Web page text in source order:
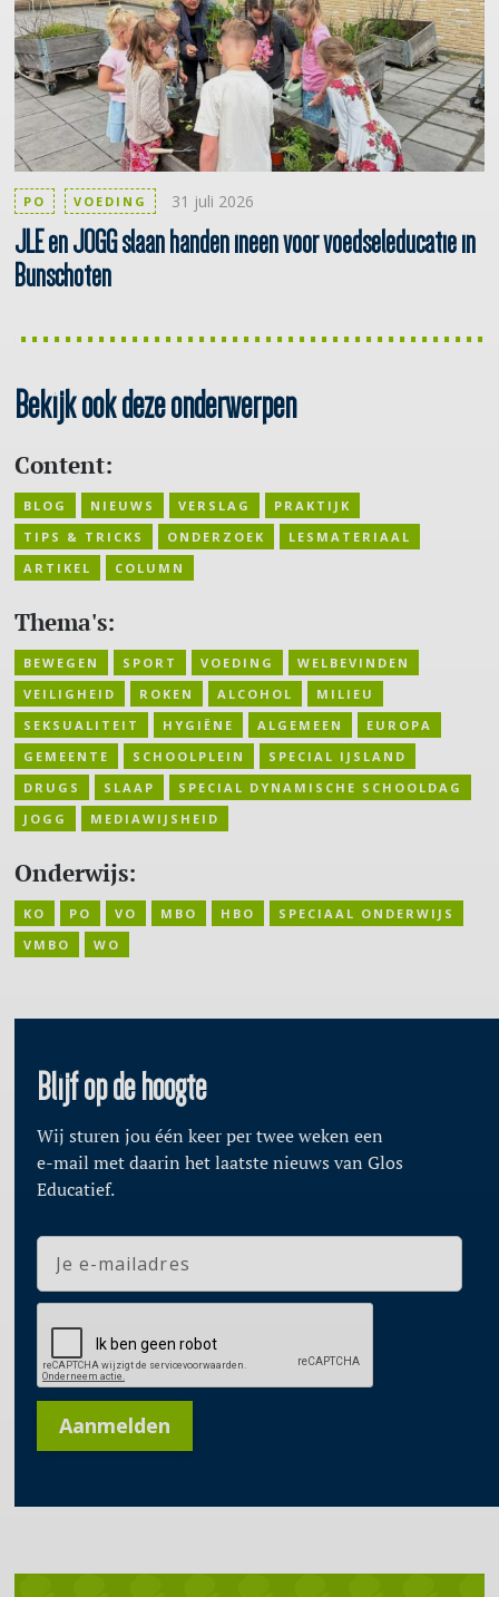
JLE en JOGG slaan handen ineen voorvoedseleducatiein
Bunschoten
PO VOEDING 31 juli 2026
Bekijk ook deze onderwerpen
Content:
BLOG NIEUWS VERSLAG
PRAKTIJK
TIPS & TRICKS
ONDERZOEK
LESMATERIAAL
ARTIKEL
COLUMN
Thema's:
BEWEGEN SPORT VOEDING
WELBEVINDEN
VEILIGHEID
ROKEN ALCOHOL
MILIEU
SEKSUALITEIT
HYGIËNE ALGEMEEN
EUROPA
GEMEENTE
SCHOOLPLEIN
SPECIAL IJSLAND
DRUGS
SLAAP
SPECIAL DYNAMISCHE SCHOOLDAG
JOGG
MEDIAWIJSHEID
Onderwijs:
KO PO VO MBO HBO
SPECIAAL ONDERWIJS
VMBO
WO
Blijf op de hoogte
Wij sturen jou één keer per twee weken een
e-mail met daarin het laatste nieuws van Glos
Educatief.
Aanmelden